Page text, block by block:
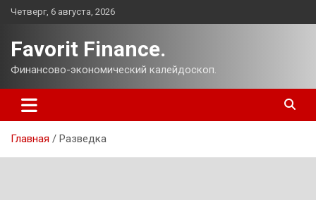
Перейти
Четверг, 6 августа, 2026
Favorit Finance.
Финансово-экономический калейдоскоп.
Главная Разведка